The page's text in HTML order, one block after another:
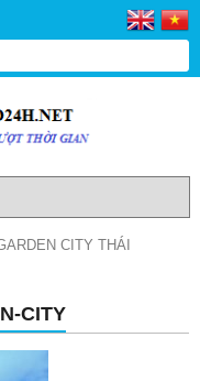
CITY THÁI
CITY